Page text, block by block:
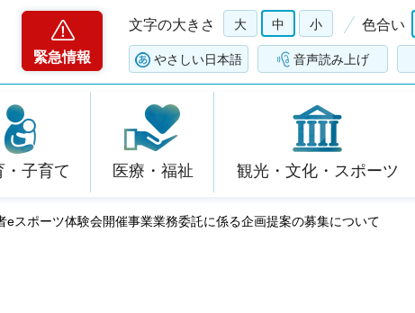
緊急情報
文字の大きさ 大 中 小 色合い
やさしい日本語 音声読み上げ
・子育て 医療・福祉 観光・文化・スポーツ
eスポーツ体験会開催事業業務委託に係る企画提案の募集について